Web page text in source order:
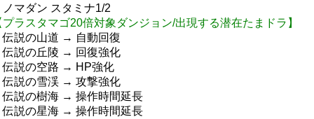
ノマダン スタミナ1/2
プラスタマゴ20倍対象ダンジョン/出現する潜在たまドラ】
伝説の山道 → 自動回復
伝説の丘陵 → 回復強化
伝説の空路 → HP強化
伝説の雪渓 → 攻撃強化
伝説の樹海 → 操作時間延長
伝説の星海 → 操作時間延長